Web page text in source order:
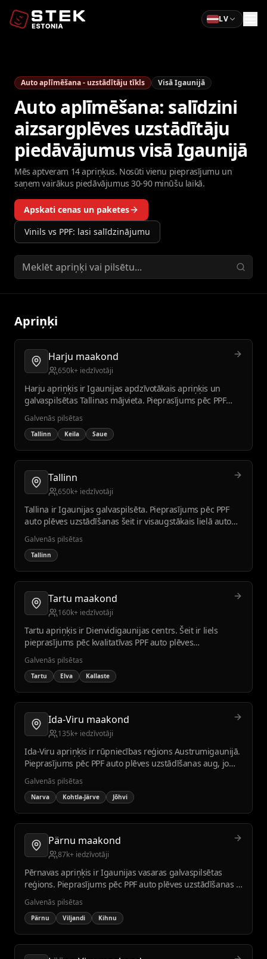
LV
Auto aplīmēšana - uzstādītāju tīkls Visā Igaunijā
Auto aplīmēšana: salīdzini
aizsargplēves uzstādītāju
piedāvājumus visā Igaunijā
Mēs aptveram 14 apriņķus. Nosūti vienu pieprasījumu un
saņem vairākus piedāvājumus 30-90 minūšu laikā.
Apskati cenas un paketes
Vinils vs PPF: lasi salīdzinājumu
Apriņķi
Harju maakond
650k+ iedzīvotāji
Harju apriņķis ir Igaunijas apdzīvotākais apriņķis un
galvaspilsētas Tallinas mājvieta. Pieprasījums pēc PPF
auto plēves uzstādīšanas šeit ir visaugstākais lielā auto
skaita un augstāka dzīves līmeņa dēļ.
Galvenās pilsētas
Tallinn Keila Saue
Tallinn
650k+ iedzīvotāji
Tallina ir Igaunijas galvaspilsēta. Pieprasījums pēc PPF
auto plēves uzstādīšanas šeit ir visaugstākais lielā auto
skaita un augstāka dzīves līmeņa dēļ.
Galvenās pilsētas
Tallinn
Tartu maakond
160k+ iedzīvotāji
Tartu apriņķis ir Dienvidigaunijas centrs. Šeit ir liels
pieprasījums pēc kvalitatīvas PPF auto plēves
uzstādīšanas, pateicoties izglītotai sabiedrībai un
augošam auto tirgum.
Galvenās pilsētas
Tartu Elva Kallaste
Ida-Viru maakond
135k+ iedzīvotāji
Ida-Viru apriņķis ir rūpniecības reģions Austrumigaunijā.
Pieprasījums pēc PPF auto plēves uzstādīšanas aug, jo
autoparks atjaunojas un dzīves līmenis paaugstinās.
Galvenās pilsētas
Narva Kohtla-Järve Jõhvi
Pärnu maakond
87k+ iedzīvotāji
Pērnavas apriņķis ir Igaunijas vasaras galvaspilsētas
reģions. Pieprasījums pēc PPF auto plēves uzstādīšanas ir
augsts, īpaši vasarā un atpūtnieku vidū.
Galvenās pilsētas
Pärnu Viljandi Kihnu